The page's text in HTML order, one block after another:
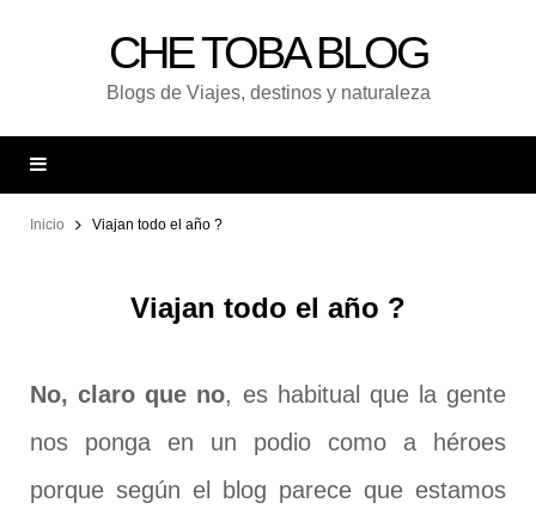
CHE TOBA BLOG
Blogs de Viajes, destinos y naturaleza
Inicio Viajan todo el año ?
Viajan todo el año ?
No, claro que no, es habitual que la gente
nos ponga en un podio como a héroes
porque según el blog parece que estamos